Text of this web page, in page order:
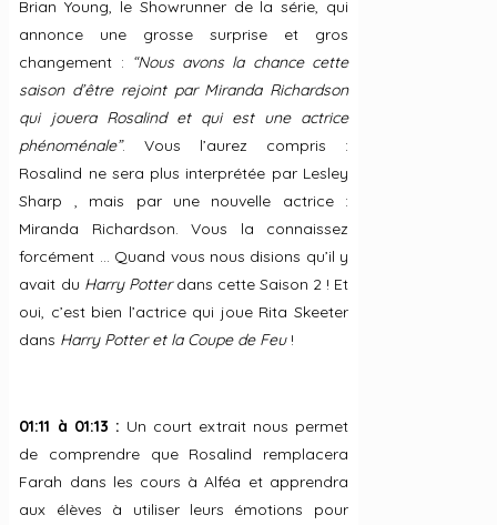
Brian Young, le Showrunner de la série, qui
annonce une grosse surprise et gros
changement : “Nous avons la chance cette
saison d’être rejoint par Miranda Richardson
qui jouera Rosalind et qui est une actrice
phénoménale”. Vous l’aurez compris :
Rosalind ne sera plus interprétée par Lesley
Sharp , mais par une nouvelle actrice :
Miranda Richardson. Vous la connaissez
forcément … Quand vous nous disions qu’il y
avait du Harry Potterdans cette Saison 2 ! Et
oui, c’est bien l’actrice qui joue Rita Skeeter
dans Harry Potter et la Coupe de Feu!
01:11 à 01:13 : Un court extrait nous permet
de comprendre que Rosalind remplacera
Farah dans les cours à Alféa et apprendra
aux élèves à utiliser leurs émotions pour